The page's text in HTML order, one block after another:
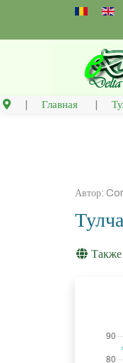
Select
Главная
Автор: